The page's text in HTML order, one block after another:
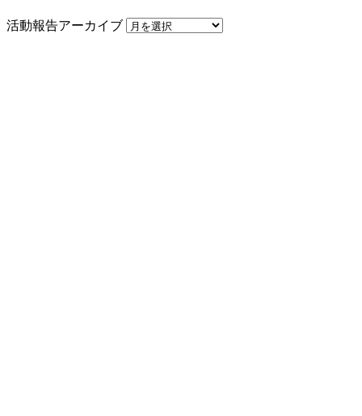
活動報告アーカイブ